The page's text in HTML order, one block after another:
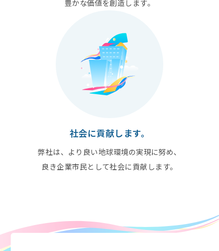
豊かな価値を創造します。
社会に貢献します。
弊社は、より良い地球環境の実現に努め、
良き企業市民として社会に貢献します。